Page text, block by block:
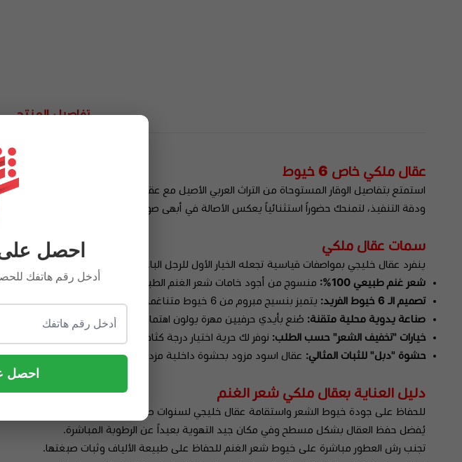
تفاصيل المنتج
عقال ملكي خاص 6 خيوط
استمتع بتفاصيل الوقار المستوحاة من التراث العربي الأصيل مع عقال خليجي شعر الغنم
ودقة التنفيذ، لتمنحك حضوراً استثنائياً يعكس الأصالة في أبهى صورها من خلال نسيج الـ 6 خيوط المتقنة.
سمات عقال ملكي
ينفرد عقال خليجي بمواصفات قياسية تجعله الخيار الأول للرجل الباحث عن التميز الدائم:
شعر غنم طبيعي 100%:
منسوج من أجود خامات شعر الغنم الطبيعي، مما يضمن لك ملمساً فاخراً
تصميم الـ 6 خيوط الفريد:
يتميز بنسيج مبروم من 6 خيوط متناغمة، مما يمنح عقال اسود مظهراً غنياً وكثافة بصرية تعكس الفخامة التقليدية والرزانة.
صناعة يدوية محلية متقنة: صُنع بأيدي حرفيين مهرة يولون اهتماماً فائقاً بكل غرزة، لضمان خروج
خيارات "تخفيف الشعر" حسب الطلب: نوفر لك حرية اختيار درجة كثافة الوبر (بدون – شعر كامل)
حشوة "دبل" للثبات المثالي: عقال اسود مزود بحشوة داخلية مزدوجة من الدرجة الأولى، توفر وزناً
دليل العناية بعقال ملكي شعر الغنم
للحفاظ على جودة خيوط الشعر واستقامة عقال خليجي لسنوات طويلة:
يُفضل حفظ العقال بشكل مسطح وفي مكان جيد التهوية بعيداً عن الرطوبة المباشرة.
تجنب رش العطور مباشرة على خيوط شعر الغنم للحفاظ على طبيعة الألياف وثبات صبغتها.
احصل على
أدخل رقم هاتفك
احصل